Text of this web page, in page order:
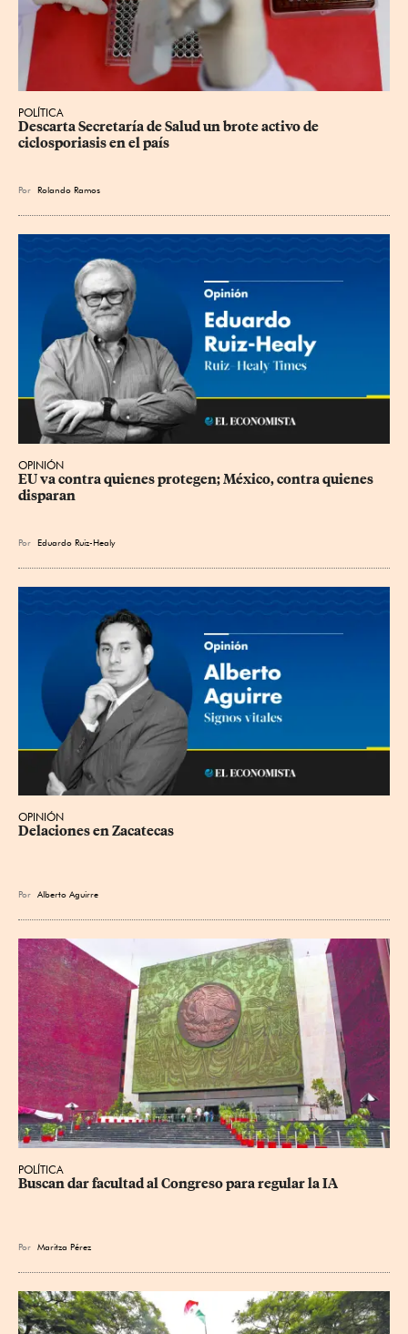
POLÍTICA
Descarta Secretaría de Salud un brote activo de
ciclosporiasis en el país
Por Rolando Ramos
OPINIÓN
EU va contra quienes protegen; México, contra quienes
disparan
Por Eduardo Ruiz-Healy
OPINIÓN
Delaciones en Zacatecas
Por Alberto Aguirre
POLÍTICA
Buscan dar facultad al Congreso para regular la IA
Por Maritza Pérez